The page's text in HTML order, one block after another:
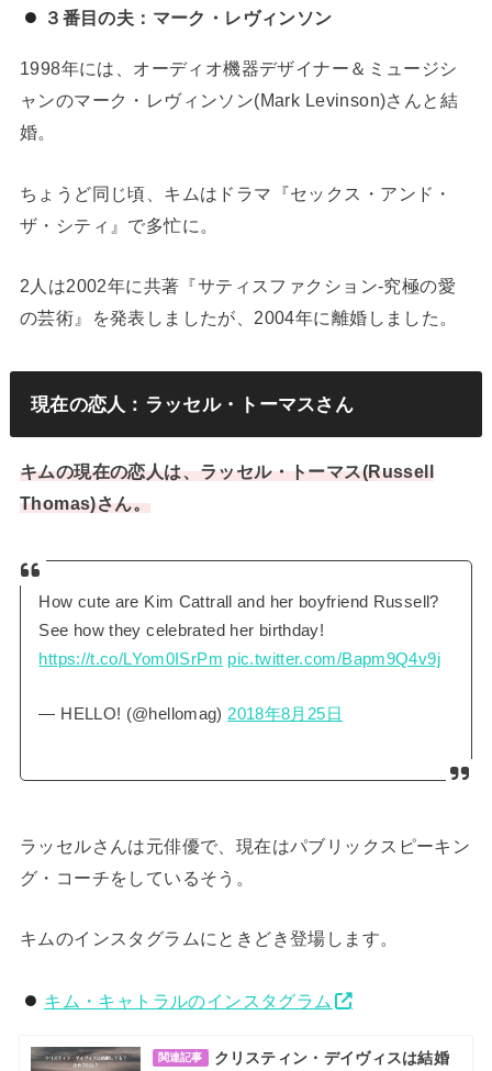
３番目の夫：マーク・レヴィンソン
1998年には、オーディオ機器デザイナー＆ミュージシ
ャンのマーク・レヴィンソン(Mark Levinson)さんと結
婚。
ちょうど同じ頃、キムはドラマ『セックス・アンド・
ザ・シティ』で多忙に。
2人は2002年に共著『サティスファクション-究極の愛
の芸術』を発表しましたが、2004年に離婚しました。
現在の恋人：ラッセル・トーマスさん
キムの現在の恋人は、ラッセル・トーマス(Russell
Thomas)さん。
How cute are Kim Cattrall and her boyfriend Russell?
See how they celebrated her birthday!
https://t.co/LYom0ISrPm pic.twitter.com/Bapm9Q4v9j
— HELLO! (@hellomag) 2018年8月25日
ラッセルさんは元俳優で、現在はパブリックスピーキン
グ・コーチをしているそう。
キムのインスタグラムにときどき登場します。
キム・キャトラルのインスタグラム
関連記事
クリスティン・デイヴィスは結婚